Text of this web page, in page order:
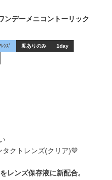
ンデーメニコントーリック
ﾝｽﾞ 度ありのみ 1day
タクトレンズ(クリア)💙
をレンズ保存液に新配合。